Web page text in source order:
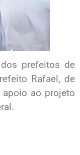
prefeitos de
Rafael, de
ao projeto